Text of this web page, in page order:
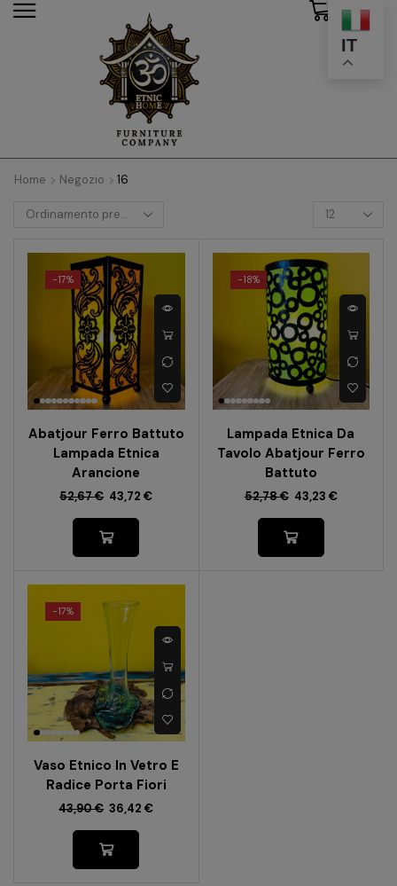
IT
Home Negozio 16
-17%
Abatjour Ferro Battuto
Lampada Etnica
Arancione
52,67€ 43,72€
-18%
Lampada Etnica Da
Tavolo Abatjour Ferro
Battuto
52,78€ 43,23 €
-17%
Vaso Etnico In Vetro E
Radice Porta Fiori
43,90€ 36,42€